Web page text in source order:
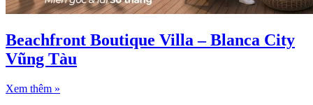
Beachfront Boutique Villa – Blanca City
Vũng Tàu
Xem thêm »